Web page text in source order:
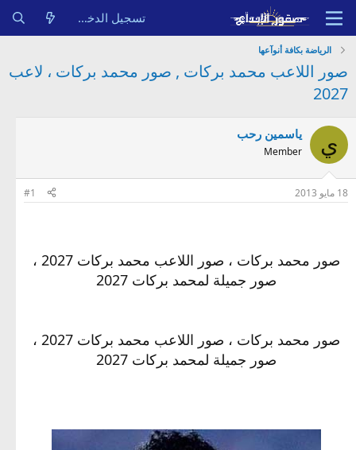
تسجيل الدخول
الرياضة بكافة أنوآعها
صور اللاعب محمد بركات , صور محمد بركات ، لاعب
2027
ي ياسمين رحب
Member
18 مايو 2013 #1
صور محمد بركات ، صور اللاعب محمد بركات 2027 ،
صور جميلة لمحمد بركات 2027
صور محمد بركات ، صور اللاعب محمد بركات 2027 ،
صور جميلة لمحمد بركات 2027